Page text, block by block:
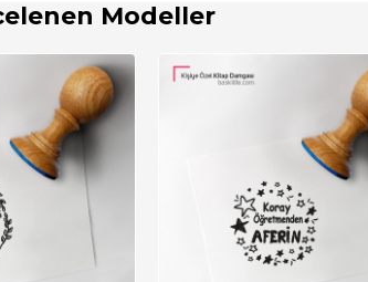
Modeller